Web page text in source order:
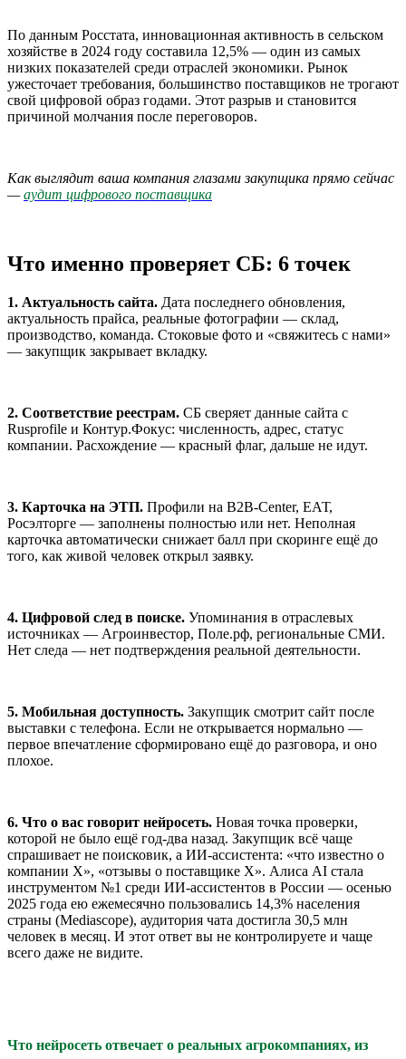
По данным Росстата, инновационная активность в сельском
хозяйстве в 2024 году составила 12,5% — один из самых
низких показателей среди отраслей экономики. Рынок
ужесточает требования, большинство поставщиков не трогают
свой цифровой образ годами. Этот разрыв и становится
причиной молчания после переговоров.
Как выглядит ваша компания глазами закупщика прямо сейчас
—аудит цифрового поставщика
Что именно проверяет СБ: 6 точек
1. Актуальность сайта. Дата последнего обновления,
актуальность прайса, реальные фотографии — склад,
производство, команда. Стоковые фото и «свяжитесь с нами»
— закупщик закрывает вкладку.
2. Соответствие реестрам. СБ сверяет данные сайта с
Rusprofile и Контур.Фокус: численность, адрес, статус
компании. Расхождение — красный флаг, дальше не идут.
3. Карточка на ЭТП. Профили на B2B-Center, ЕАТ,
Росэлторге — заполнены полностью или нет. Неполная
карточка автоматически снижает балл при скоринге ещё до
того, как живой человек открыл заявку.
4. Цифровой след в поиске. Упоминания в отраслевых
источниках — Агроинвестор, Поле.рф, региональные СМИ.
Нет следа — нет подтверждения реальной деятельности.
5. Мобильная доступность. Закупщик смотрит сайт после
выставки с телефона. Если не открывается нормально —
первое впечатление сформировано ещё до разговора, и оно
плохое.
6. Что о вас говорит нейросеть. Новая точка проверки,
которой не было ещё год-два назад. Закупщик всё чаще
спрашивает не поисковик, а ИИ-ассистента: «что известно о
компании X», «отзывы о поставщике X». Алиса AI стала
инструментом №1 среди ИИ-ассистентов в России — осенью
2025 года ею ежемесячно пользовались 14,3% населения
страны (Mediascope), аудитория чата достигла 30,5 млн
человек в месяц. И этот ответ вы не контролируете и чаще
всего даже не видите.
Что нейросеть отвечает о реальных агрокомпаниях, из